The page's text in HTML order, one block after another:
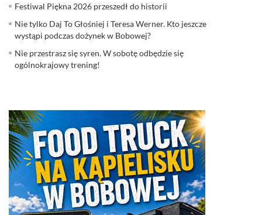
Festiwal Piękna 2026 przeszedł do historii
Nie tylko Daj To Głośniej i Teresa Werner. Kto jeszcze
wystąpi podczas dożynek w Bobowej?
Nie przestrasz się syren. W sobotę odbędzie się
ogólnokrajowy trening!